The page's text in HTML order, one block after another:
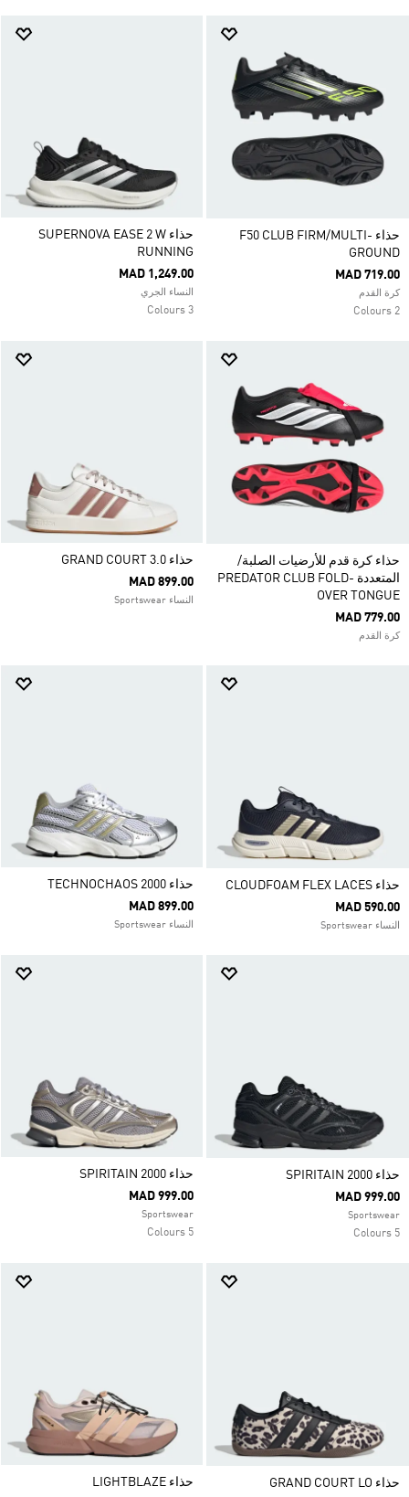
حذاء F50 CLUB FIRM/MULTI-
GROUND
MAD 719.00
كرة القدم
2 Colours
حذاء SUPERNOVA EASE 2 W
RUNNING
MAD 1,249.00
النساء الجري
3 Colours
حذاء كرة قدم للأرضيات الصلبة/
المتعددة PREDATOR CLUB FOLD-
OVER TONGUE
MAD 779.00
كرة القدم
حذاء GRAND COURT 3.0
MAD 899.00
النساء Sportswear
حذاء CLOUDFOAM FLEX LACES
MAD 590.00
النساء Sportswear
حذاء TECHNOCHAOS 2000
MAD 899.00
النساء Sportswear
حذاء SPIRITAIN 2000
MAD 999.00
Sportswear
5 Colours
حذاء SPIRITAIN 2000
MAD 999.00
Sportswear
5 Colours
حذاء GRAND COURT LO
حذاء LIGHTBLAZE